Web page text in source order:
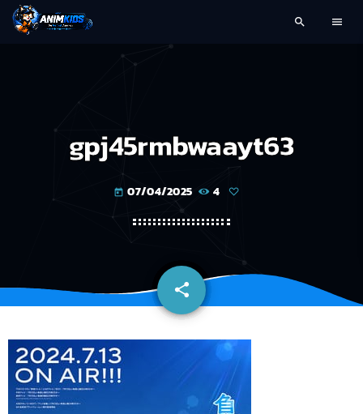
search menu
gpj45rmbwaayt63
today 07/04/2025 4
share
email